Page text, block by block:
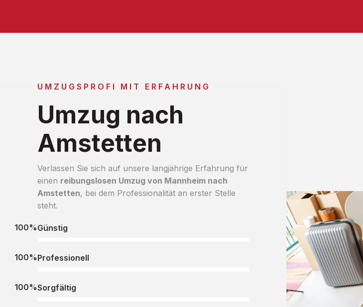
UMZUGSPROFI MIT ERFAHRUNG
Umzug nach
Amstetten
Verlassen Sie sich auf unsere langjährige Erfahrung für
einen reibungslosen Umzug von Mannheim nach
Amstetten, bei dem Professionalität an erster Stelle
steht.
Günstig
100%
Professionell
100%
Sorgfältig
100%